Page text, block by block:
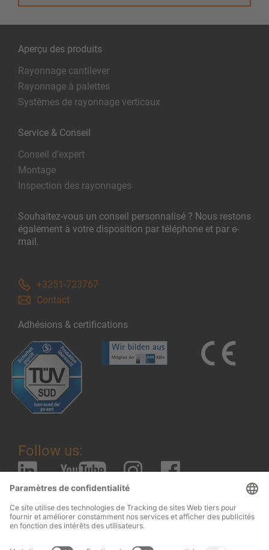
Aperçu des produits
Rayonnage cantilever
Rayonnage à palettes
Systèmes de rayonnage verticaux
Service & Conseil
Conseil d’expert
Montage
Inspection des rayonnages
Souhaitez-vous un conseil personnalisé ? Nous restons
également à votre disposition par téléphone et par e-
mail.
+3251-723767
Contact
Adhésions & certifications
Follow us: